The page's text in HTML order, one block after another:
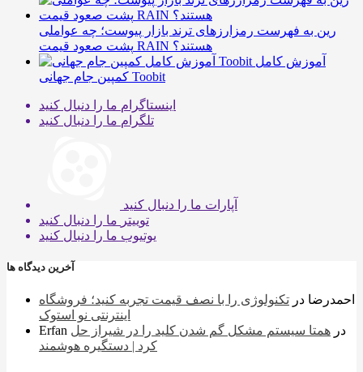
رین به فهرست رمزارزهای ترند بازار پیوست؛ چه عواملی
پشت صعود قیمت RAIN هستند؟
آموزش کامل
کمپین جام جهانی Toobit
اینستاگرام ما را دنبال کنید
تلگرام ما را دنبال کنید
آپارات ما را دنبال کنید
توییتر ما را دنبال کنید
یوتیوب ما را دنبال کنید
آخرین دیدگاه ها
احمدرضا در تکنولوژی را با نصف قیمت تجربه کنید؛ فروشگاه
اینترنتی نو استوک
Erfan
در همتا سیستم مشکل گم شدن کلید را در شیراز حل
کرد | دستگیره هوشمند